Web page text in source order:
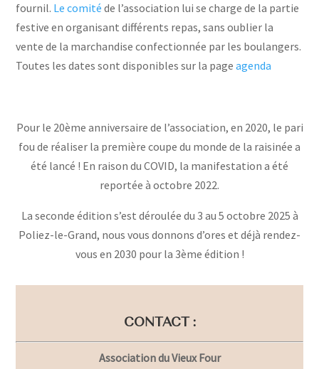
fournil. Le comité de l’association lui se charge de la partie
festive en organisant différents repas, sans oublier la
vente de la marchandise confectionnée par les boulangers.
Toutes les dates sont disponibles sur la pageagenda
Pour le 20ème anniversaire de l’association, en 2020, le pari
fou de réaliser la première coupe du monde de la raisinée a
été lancé ! En raison du COVID, la manifestation a été
reportée à octobre 2022.
La seconde édition s’est déroulée du 3 au 5 octobre 2025 à
Poliez-le-Grand, nous vous donnons d’ores et déjà rendez-
vous en 2030 pour la 3ème édition !
CONTACT :
Association du Vieux Four